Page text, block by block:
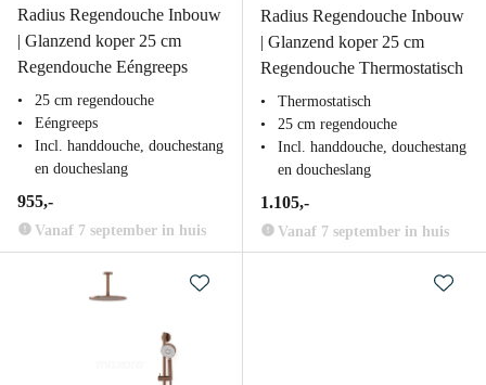
Radius Regendouche Inbouw
| Glanzend koper 25 cm
Regendouche Eéngreeps
25 cm regendouche
Eéngreeps
Incl. handdouche, douchestang
en doucheslang
955,-
Vanaf 7 september in huis
Radius Regendouche Inbouw
| Glanzend koper 25 cm
Regendouche Thermostatisch
Thermostatisch
25 cm regendouche
Incl. handdouche, douchestang
en doucheslang
1.105,-
Vanaf 7 september in huis